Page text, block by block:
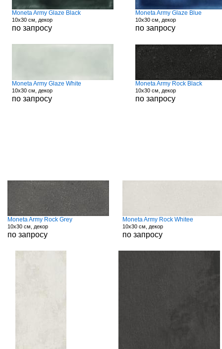
Moneta Army Glaze Black
10x30 см, декор
по запросу
Moneta Army Glaze Blue
10x30 см, декор
по запросу
Moneta Army Glaze White
10x30 см, декор
по запросу
Moneta Army Rock Black
10x30 см, декор
по запросу
Moneta Army Rock Grey
10x30 см, декор
по запросу
Moneta Army Rock Whitee
10x30 см, декор
по запросу